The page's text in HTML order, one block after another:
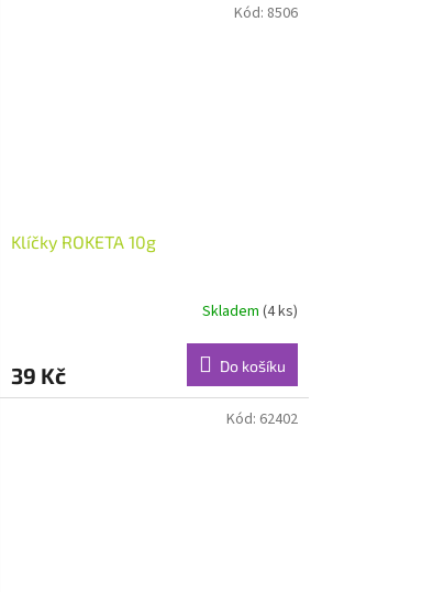
Klíčky ROKETA 10g
Skladem (4 ks)
39 Kč Do košíku
Kód: 8506
Kód: 62402